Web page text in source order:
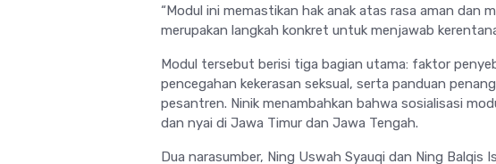
“Modul ini memastikan hak anak atas rasa aman dan
merupakan langkah konkret untuk menjawab
Modul tersebut berisi tiga bagian utama: faktor
pencegahan kekerasan seksual, serta panduan
pesantren. Ninik menambahkan bahwa sosialisasi
dan nyai di Jawa Timur dan Jawa Tengah.
Dua narasumber, Ning Uswah Syauqi dan Ning Balqis